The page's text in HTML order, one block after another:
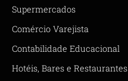
Supermercados
Comércio Varejista
Contabilidade Educacional
Hotéis, Bares e Restaurantes